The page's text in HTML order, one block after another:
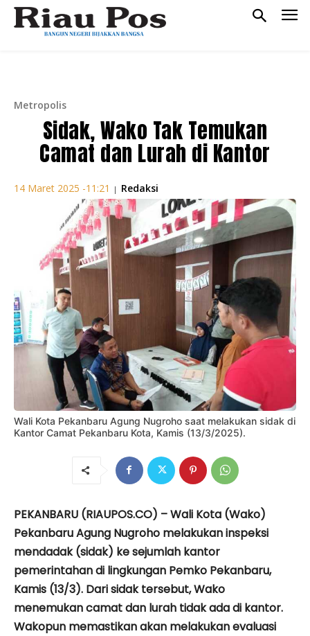
Metropolis
Sidak, Wako Tak Temukan
Camat dan Lurah di Kantor
14 Maret 2025 -11:21 | Redaksi
Wali Kota Pekanbaru Agung Nugroho saat melakukan sidak di
Kantor Camat Pekanbaru Kota, Kamis (13/3/2025).
PEKANBARU (RIAUPOS.CO) – Wali Kota (Wako)
Pekanbaru Agung Nugroho melakukan inspeksi
mendadak (sidak) ke sejumlah kantor
pemerintahan di lingkungan Pemko Pekanbaru,
Kamis (13/3). Dari sidak tersebut, Wako
menemukan camat dan lurah tidak ada di kantor.
Wakopun memastikan akan melakukan evaluasi